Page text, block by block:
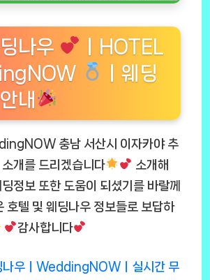
나우
ㅣHOTEL
ㅣ웨딩
내
충남 서산시 이자카야 추
개를 드리겠습니다
소개해
정보 또한 도움이 되셨기를 바랄께
호텔 및 웨딩나우 정보들로 보답하
감사합니다
나우ㅣWeddingNOWㅣ실시간 무